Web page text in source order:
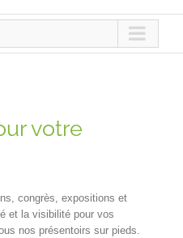
votre
congrès, expositions et
et la visibilité pour vos
nos présentoirs sur pieds.